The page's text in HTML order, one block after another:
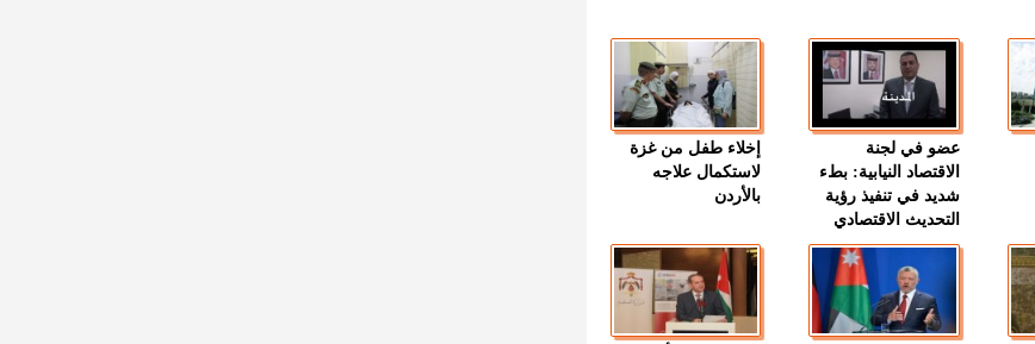
عضو في لجنة
الاقتصاد النيابية: بطء
شديد في تنفيذ رؤية
التحديث الاقتصادي
إخلاء طفل من غزة
لاستكمال علاجه
بالأردن